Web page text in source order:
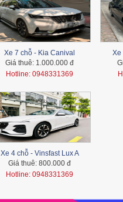
Xe 7 chỗ - Kia Canival
Giá thuê: 1.000.000 đ
Hotline: 0948331369
Xe
Xe 4 chỗ - Vinsfast Lux A
Giá thuê: 800.000 đ
Hotline: 0948331369